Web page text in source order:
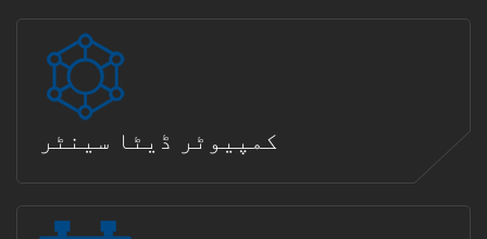
کمپیوٹر ڈیٹا سینٹر